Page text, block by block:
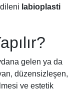
labioplasti
gelen ya da
düzensizleşen,
ve estetik